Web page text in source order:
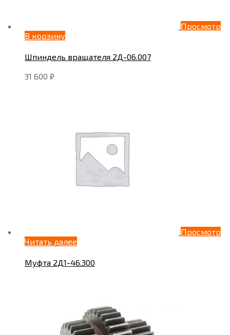
Просмотр
В корзину
Шпиндель вращателя 2Д-06.007
31 600 ₽
Просмотр
Читать далее
Муфта 2Д1-46.300